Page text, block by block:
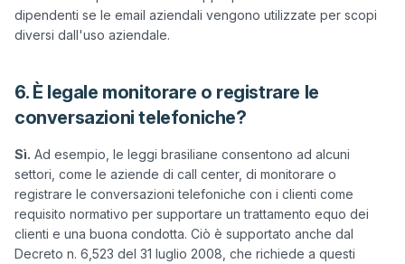
dipendenti se le email aziendali vengono utilizzate per scopi
6. È legale monitorare o registrare le
conversazioni telefoniche?
Sì. Ad esempio, le leggi brasiliane consentono ad alcuni
settori, come le aziende di call center, di monitorare o
registrare le conversazioni telefoniche con i clienti come
requisito normativo per supportare un trattamento equo dei
clienti e una buona condotta. Ciò è supportato anche dal
Decreto n. 6,523 del 31 luglio 2008, che richiede a questi